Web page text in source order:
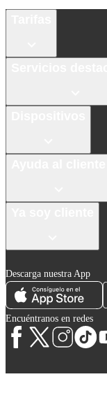
Descarga nuestra App
Encuéntranos en redes